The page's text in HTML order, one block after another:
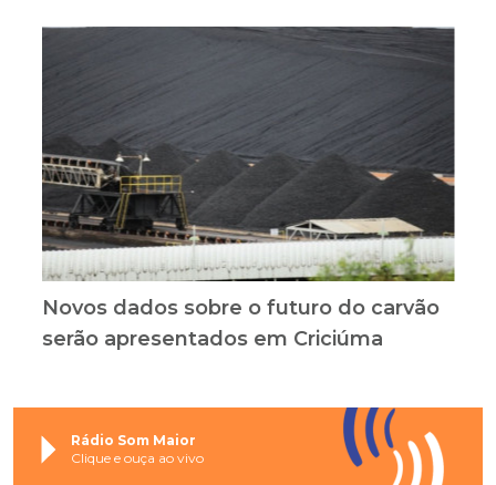
Novos dados sobre o futuro do carvão
serão apresentados em Criciúma
Rádio Som Maior
Clique e ouça ao vivo